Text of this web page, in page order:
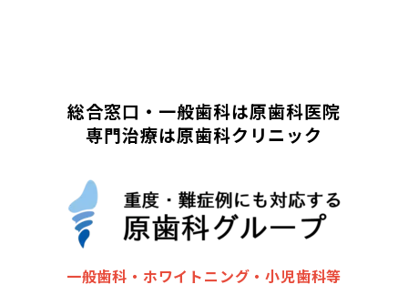
総合窓口・一般歯科は原歯科医院
専門治療は原歯科クリニック
一般歯科・ホワイトニング・小児歯科等